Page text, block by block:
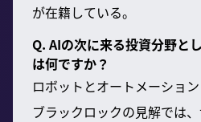
が在籍している。
Q. AIの次に来る投資分野と
は何ですか？
ロボットとオートメーショ
ブラックロックの見解では